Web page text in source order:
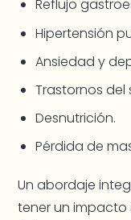
Reflujo
Hipertensión
Ansiedad y
Trastornos del
Desnutrición.
Pérdida de
Un abordaje
tener un